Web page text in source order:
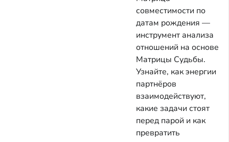
совместимости по
датам рождения —
инструмент анализа
отношений на основе
Матрицы Судьбы.
Узнайте, как энергии
партнёров
взаимодействуют,
какие задачи стоят
перед парой и как
превратить